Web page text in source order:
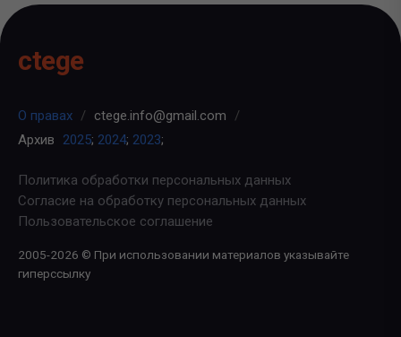
ctege
О правах / ctege.info@gmail.com
/
Архив
2025; 2024; 2023;
Политика обработки персональных данных
Согласие на обработку персональных данных
Пользовательское соглашение
2005-2026 © При использовании материалов указывайте
гиперссылку